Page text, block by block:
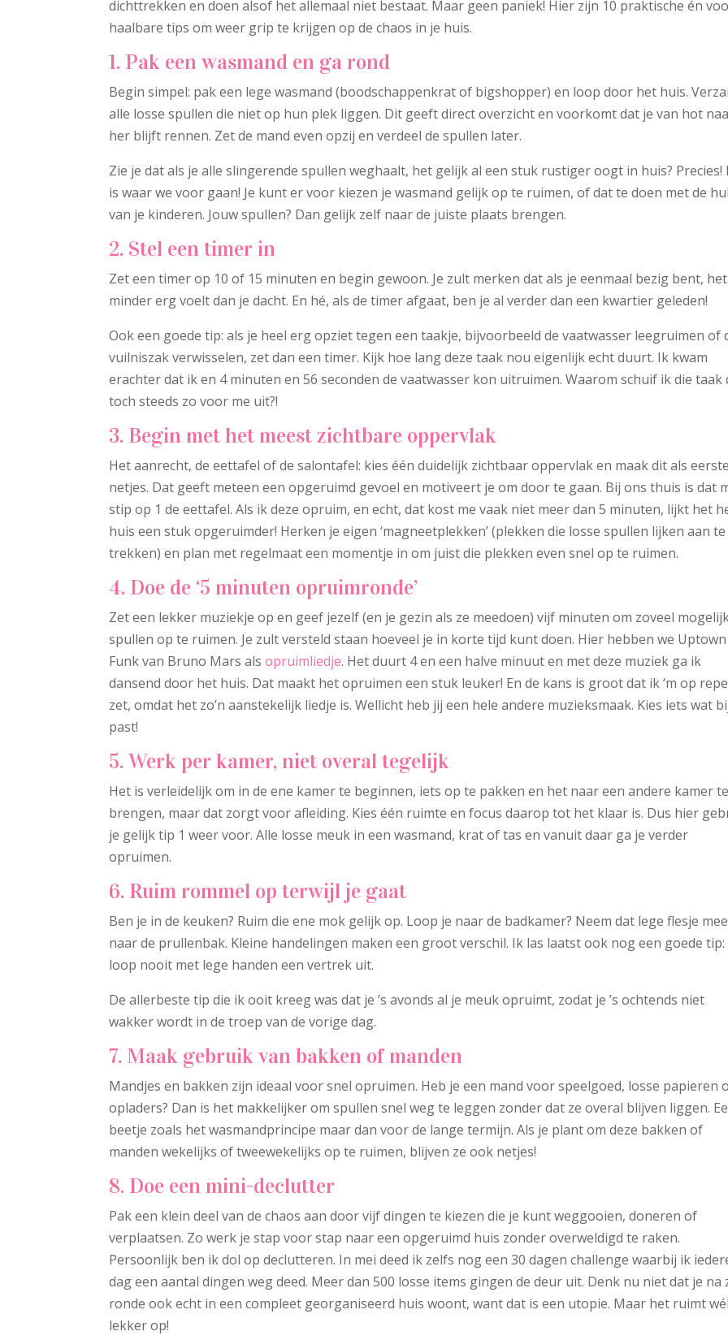
dichttrekken en doen alsof het allemaal niet bestaat. Maar geen paniek! Hier zijn 10 praktische én
haalbare tips om weer grip te krijgen op de chaos in je huis.
1. Pak een wasmand en ga rond
Begin simpel: pak een lege wasmand (boodschappenkrat of bigshopper) en loop door het huis.
alle losse spullen die niet op hun plek liggen. Dit geeft direct overzicht en voorkomt dat je van hot
her blijft rennen. Zet de mand even opzij en verdeel de spullen later.
Zie je dat als je alle slingerende spullen weghaalt, het gelijk al een stuk rustiger oogt in huis? Precies!
is waar we voor gaan! Je kunt er voor kiezen je wasmand gelijk op te ruimen, of dat te doen met de
van je kinderen. Jouw spullen? Dan gelijk zelf naar de juiste plaats brengen.
2. Stel een timer in
Zet een timer op 10 of 15 minuten en begin gewoon. Je zult merken dat als je eenmaal bezig bent, het
minder erg voelt dan je dacht. En hé, als de timer afgaat, ben je al verder dan een kwartier geleden!
Ook een goede tip: als je heel erg opziet tegen een taakje, bijvoorbeeld de vaatwasser leegruimen of
vuilniszak verwisselen, zet dan een timer. Kijk hoe lang deze taak nou eigenlijk echt duurt. Ik kwam
erachter dat ik en 4 minuten en 56 seconden de vaatwasser kon uitruimen. Waarom schuif ik die taak
toch steeds zo voor me uit?!
3. Begin met het meest zichtbare oppervlak
Het aanrecht, de eettafel of de salontafel: kies één duidelijk zichtbaar oppervlak en maak dit als eerste
netjes. Dat geeft meteen een opgeruimd gevoel en motiveert je om door te gaan. Bij ons thuis is dat
stip op 1 de eettafel. Als ik deze opruim, en echt, dat kost me vaak niet meer dan 5 minuten, lijkt het
huis een stuk opgeruimder! Herken je eigen ‘magneetplekken’ (plekken die losse spullen lijken aan te
trekken) en plan met regelmaat een momentje in om juist die plekken even snel op te ruimen.
4. Doe de ‘5 minuten opruimronde’
Zet een lekker muziekje op en geef jezelf (en je gezin als ze meedoen) vijf minuten om zoveel
spullen op te ruimen. Je zult versteld staan hoeveel je in korte tijd kunt doen. Hier hebben we Uptown
Funk van Bruno Mars alsopruimliedje. Het duurt 4 en een halve minuut en met deze muziek ga ik
dansend door het huis. Dat maakt het opruimen een stuk leuker! En de kans is groot dat ik ‘m op
zet, omdat het zo’n aanstekelijk liedje is. Wellicht heb jij een hele andere muzieksmaak. Kies iets wat
past!
5. Werk per kamer, niet overal tegelijk
Het is verleidelijk om in de ene kamer te beginnen, iets op te pakken en het naar een andere kamer te
brengen, maar dat zorgt voor afleiding. Kies één ruimte en focus daarop tot het klaar is. Dus hier
je gelijk tip 1 weer voor. Alle losse meuk in een wasmand, krat of tas en vanuit daar ga je verder
opruimen.
6. Ruim rommel op terwijl je gaat
Ben je in de keuken? Ruim die ene mok gelijk op. Loop je naar de badkamer? Neem dat lege flesje mee
naar de prullenbak. Kleine handelingen maken een groot verschil. Ik las laatst ook nog een goede tip:
loop nooit met lege handen een vertrek uit.
De allerbeste tip die ik ooit kreeg was dat je ’s avonds al je meuk opruimt, zodat je ’s ochtends niet
wakker wordt in de troep van de vorige dag.
7. Maak gebruik van bakken of manden
Mandjes en bakken zijn ideaal voor snel opruimen. Heb je een mand voor speelgoed, losse papieren
opladers? Dan is het makkelijker om spullen snel weg te leggen zonder dat ze overal blijven liggen.
beetje zoals het wasmandprincipe maar dan voor de lange termijn. Als je plant om deze bakken of
manden wekelijks of tweewekelijks op te ruimen, blijven ze ook netjes!
8. Doe een mini-declutter
Pak een klein deel van de chaos aan door vijf dingen te kiezen die je kunt weggooien, doneren of
verplaatsen. Zo werk je stap voor stap naar een opgeruimd huis zonder overweldigd te raken.
Persoonlijk ben ik dol op declutteren. In mei deed ik zelfs nog een 30 dagen challenge waarbij ik
dag een aantal dingen weg deed. Meer dan 500 losse items gingen de deur uit. Denk nu niet dat je na
ronde ook echt in een compleet georganiseerd huis woont, want dat is een utopie. Maar het ruimt wél
lekker op!